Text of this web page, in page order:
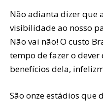
Não adianta dizer que
visibilidade ao nosso
Não vai não! O custo
tempo de fazer o
benefícios dela,
São onze estádios que